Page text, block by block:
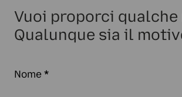
Vuoi proporci
Qualunque sia il
Nome *